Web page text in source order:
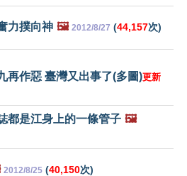
力撲向神 🖼️ 2012/8/27 (44,157次)
再作惡 臺灣又出事了(多圖)更新
都是江身上的一條管子 🖼️
2012/8/25 (40,150次)